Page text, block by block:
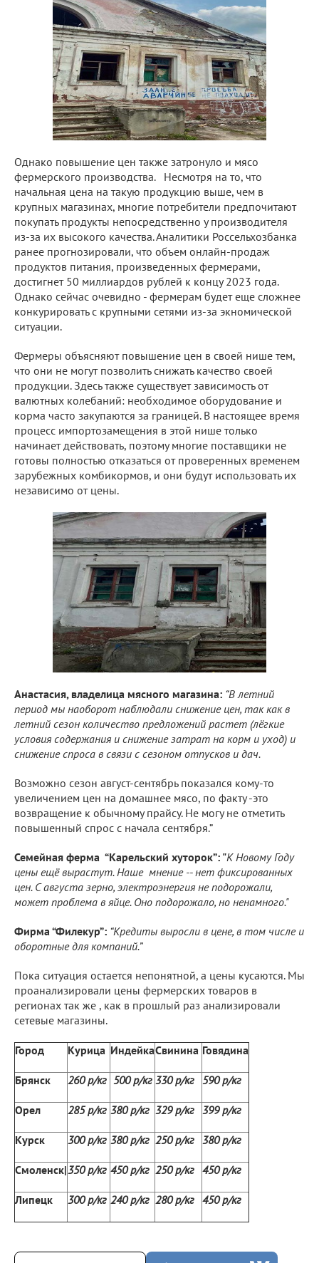
Однако повышение цен также затронуло и мясо
фермерского производства. Несмотря на то, что
начальная цена на такую продукцию выше, чем в
крупных магазинах, многие потребители предпочитают
покупать продукты непосредственно у производителя
из-за их высокого качества. Аналитики Россельхозбанка
ранее прогнозировали, что объем онлайн-продаж
продуктов питания, произведенных фермерами,
достигнет 50 миллиардов рублей к концу 2023 года.
Однако сейчас очевидно - фермерам будет еще сложнее
конкурировать с крупными сетями из-за экномической
ситуации.
Фермеры объясняют повышение цен в своей нише тем,
что они не могут позволить снижать качество своей
продукции. Здесь также существует зависимость от
валютных колебаний: необходимое оборудование и
корма часто закупаются за границей. В настоящее время
процесс импортозамещения в этой нише только
начинает действовать, поэтому многие поставщики не
готовы полностью отказаться от проверенных временем
зарубежных комбикормов, и они будут использовать их
независимо от цены.
Анастасия, владелица мясного магазина: “В летний
период мы наоборот наблюдали снижение цен, так как в
летний сезон количество предложений растет (лёгкие
условия содержания и снижение затрат на корм и уход) и
снижение спроса в связи с сезоном отпусков и дач.
Возможно сезон август-сентябрь показался кому-то
увеличением цен на домашнее мясо, по факту -это
возвращение к обычному прайсу. Не могу не отметить
повышенный спрос с начала сентября.”
Семейная ферма “Карельский хуторок”: "К Новому Году
цены ещё вырастут. Наше мнение -- нет фиксированных
цен. С августа зерно, электроэнергия не подорожали,
может проблема в яйце. Оно подорожало, но ненамного."
Фирма “Филекур”: “Кредиты выросли в цене, в том числе и
оборотные для компаний.”
Пока ситуация остается непонятной, а цены кусаются. Мы
проанализировали цены фермерских товаров в
регионах так же , как в прошлый раз анализировали
сетевые магазины.
Город Курица ИндейкаСвинина Говядина
Брянск 260 р/кг 500 р/кг 330 р/кг 590 р/кг
Орел 285 р/кг 380 р/кг 329 р/кг 399 р/кг
Курск 300 р/кг 380 р/кг 250 р/кг 380 р/кг
Смоленск|350 р/кг 450 р/кг 250 р/кг 450 р/кг
Липецк 300 р/кг 240 р/кг 280 р/кг 450 р/кг